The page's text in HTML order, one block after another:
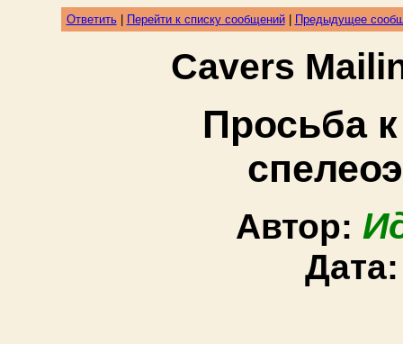
Ответить| Перейти к списку сообщений| Предыдущее
Cavers
Просьба
Автор: